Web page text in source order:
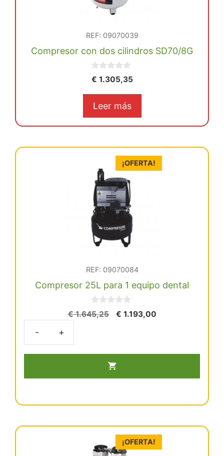
REF: 09070039
Compresor con dos cilindros SD70/8G
0
d
€ 1.305,35
Leer más
¡OFERTA!
REF: 09070084
Compresor 25L para 1 equipo dental
0
d
€1.645,25
El
€ 1.193,00El
25L
1
dental
¡OFERTA!